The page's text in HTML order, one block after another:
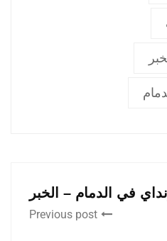
في الدمام – الخبر
Previous post